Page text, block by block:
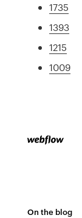
1735
1393
1215
1009
On the blog